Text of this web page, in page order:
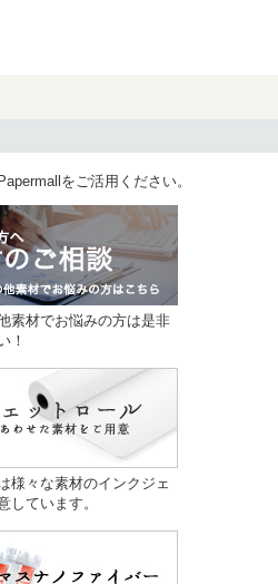
をご活用ください。
素材でお悩みの方は是非
！
様々な素材のインクジェ
しています。